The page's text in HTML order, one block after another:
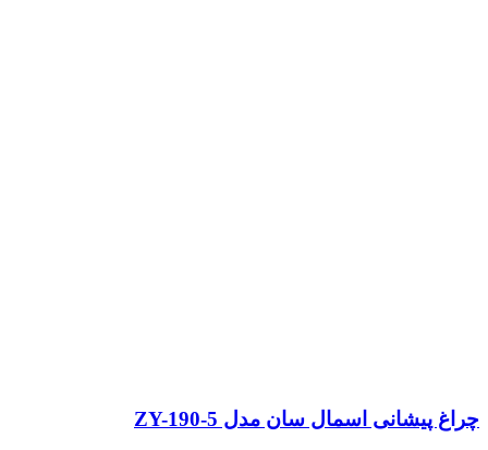
چراغ پیشانی اسمال سان مدل ZY-190-5